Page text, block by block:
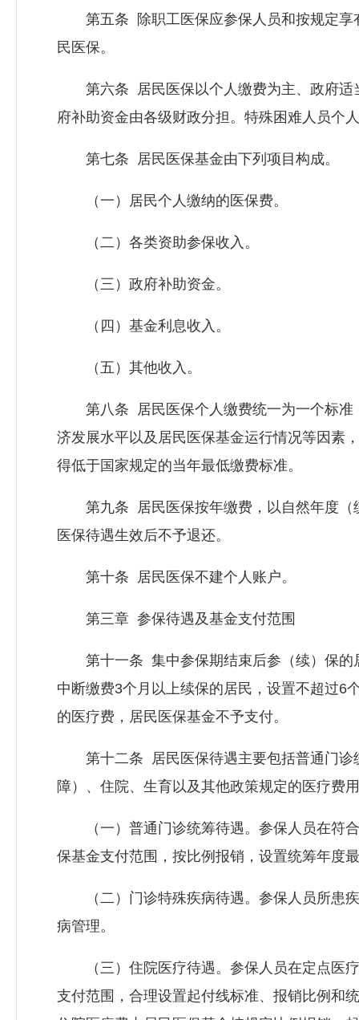
第五条 除职工医保应参保人员和按规定享
民医保。
第六条 居民医保以个人缴费为主、政府适
府补助资金由各级财政分担。特殊困难人员个
第七条 居民医保基金由下列项目构成。
（一）居民个人缴纳的医保费。
（二）各类资助参保收入。
（三）政府补助资金。
（四）基金利息收入。
（五）其他收入。
第八条 居民医保个人缴费统一为一个标准
济发展水平以及居民医保基金运行情况等因素
得低于国家规定的当年最低缴费标准。
第九条 居民医保按年缴费，以自然年度（
医保待遇生效后不予退还。
第十条 居民医保不建个人账户。
第三章 参保待遇及基金支付范围
第十一条 集中参保期结束后参（续）保的
中断缴费3个月以上续保的居民，设置不超过6
的医疗费，居民医保基金不予支付。
第十二条 居民医保待遇主要包括普通门诊
障）、住院、生育以及其他政策规定的医疗费
（一）普通门诊统筹待遇。参保人员在符合
保基金支付范围，按比例报销，设置统筹年度
（二）门诊特殊疾病待遇。参保人员所患疾
病管理。
（三）住院医疗待遇。参保人员在定点医疗
支付范围，合理设置起付线标准、报销比例和